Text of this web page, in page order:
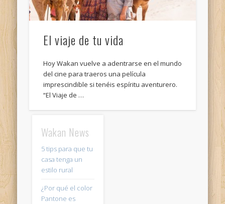
El viaje de tu vida
Hoy Wakan vuelve a adentrarse en el mundo
del cine para traeros una película
imprescindible si tenéis espíritu aventurero.
“El Viaje de …
Wakan News
5 tips para que tu
casa tenga un
estilo rural
¿Por qué el color
Pantone es